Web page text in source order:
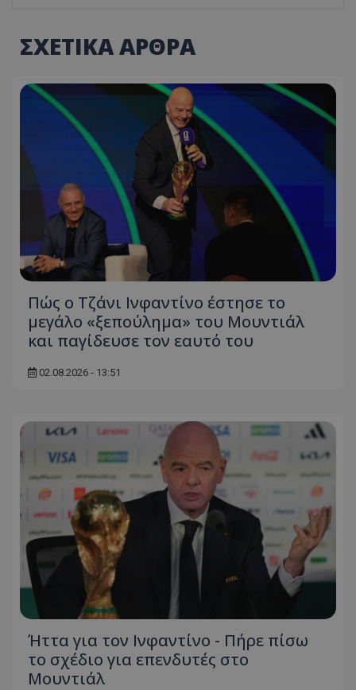
ΣΧΕΤΙΚΑ ΑΡΘΡΑ
Πώς ο Τζάνι Ινφαντίνο έστησε το
μεγάλο «ξεπούλημα» του Μουντιάλ
και παγίδευσε τον εαυτό του
02.08.2026 - 13:51
Ήττα για τον Ινφαντίνο - Πήρε πίσω
το σχέδιο για επενδυτές στο
Μουντιάλ